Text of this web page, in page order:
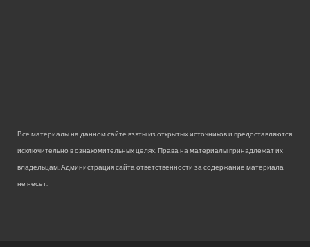
Все материалы на данном сайте взяты из открытых источников и предоставляются
исключительно в ознакомительных целях. Права на материалы принадлежат их
владельцам. Администрация сайта ответственности за содержание материала
не несет.